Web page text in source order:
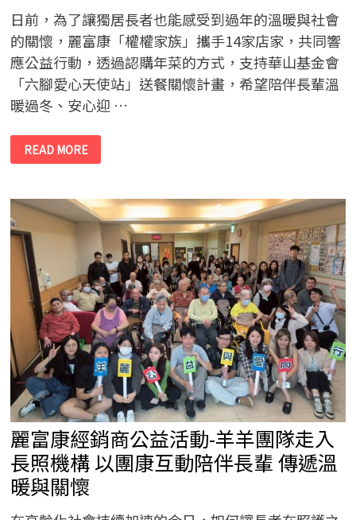
要。
日前，為了讓獨居長者也能感受到過年的溫暖與社會
的關懷，麗富康「權權家族」攜手14家店家，共同響
應公益行動，透過認購年菜的方式，支持華山基金會
「六腳愛心天使站」送餐關懷計畫，希望陪伴長輩溫
暖過冬、安心迎 …
麗
富
康
商
公
活
動-
權
權
家
族
攜
手
14
送
暖
認
購
年
菜
關
懷
獨
居
長
者
READ MORE
麗富康經銷商公益活動-羊羊團隊走入
長照機構 以團康互動陪伴長輩 傳遞溫
暖與關懷